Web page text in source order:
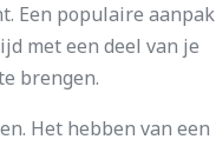
Een populaire aanpak
met een deel van je
brengen.
Het hebben van een